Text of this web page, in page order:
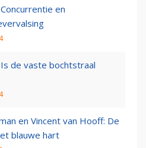
en
de vaste bochtstraal
en Vincent van Hooff: De
blauwe hart